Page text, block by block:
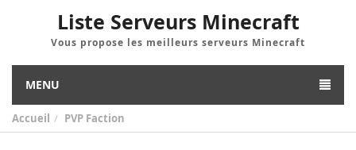
Liste Serveurs Minecraft
Vous propose les meilleurs serveurs Minecraft
MENU
Accueil PVP Faction